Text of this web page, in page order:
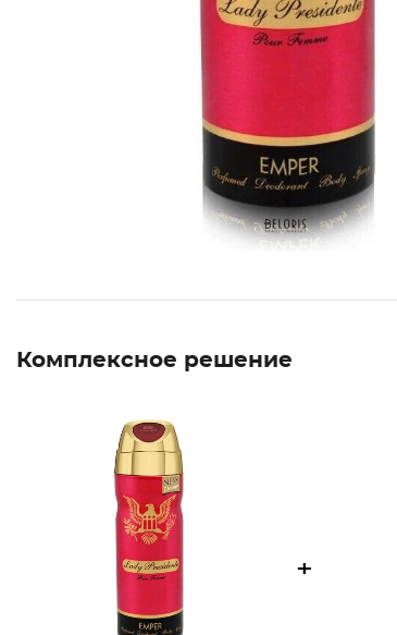
Комплексное решение
+